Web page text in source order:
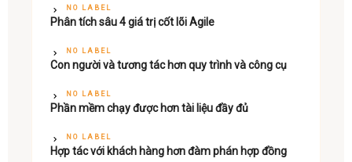
NO LABEL
Phân tích sâu 4 giá trị cốt lõi Agile
NO LABEL
Con người và tương tác hơn quy trình và công cụ
NO LABEL
Phần mềm chạy được hơn tài liệu đầy đủ
NO LABEL
Hợp tác với khách hàng hơn đàm phán hợp đồng